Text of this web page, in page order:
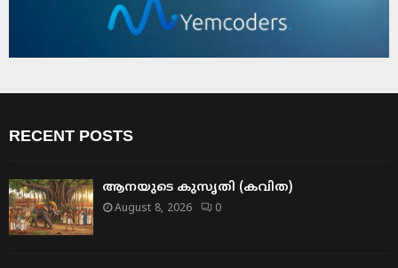
RECENT POSTS
ആനയുടെ കുസൃതി (കവിത)
August 8, 2026 0